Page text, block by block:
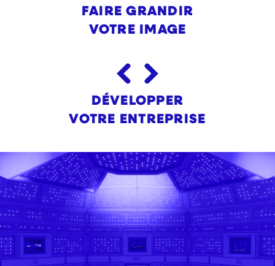
FAIRE GRANDIR
VOTRE IMAGE
DÉVELOPPER
VOTRE ENTREPRISE